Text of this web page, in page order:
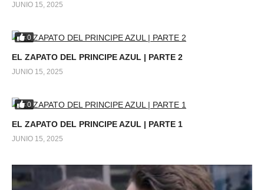
JUNIO 15, 2025
0
EL ZAPATO DEL PRINCIPE AZUL | PARTE 2
JUNIO 15, 2025
0
EL ZAPATO DEL PRINCIPE AZUL | PARTE 1
JUNIO 15, 2025